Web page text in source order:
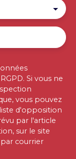
Si vous ne
vous pouvez
d'opposition
par l'article
sur le site
courrier